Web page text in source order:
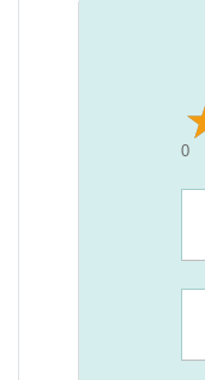
0